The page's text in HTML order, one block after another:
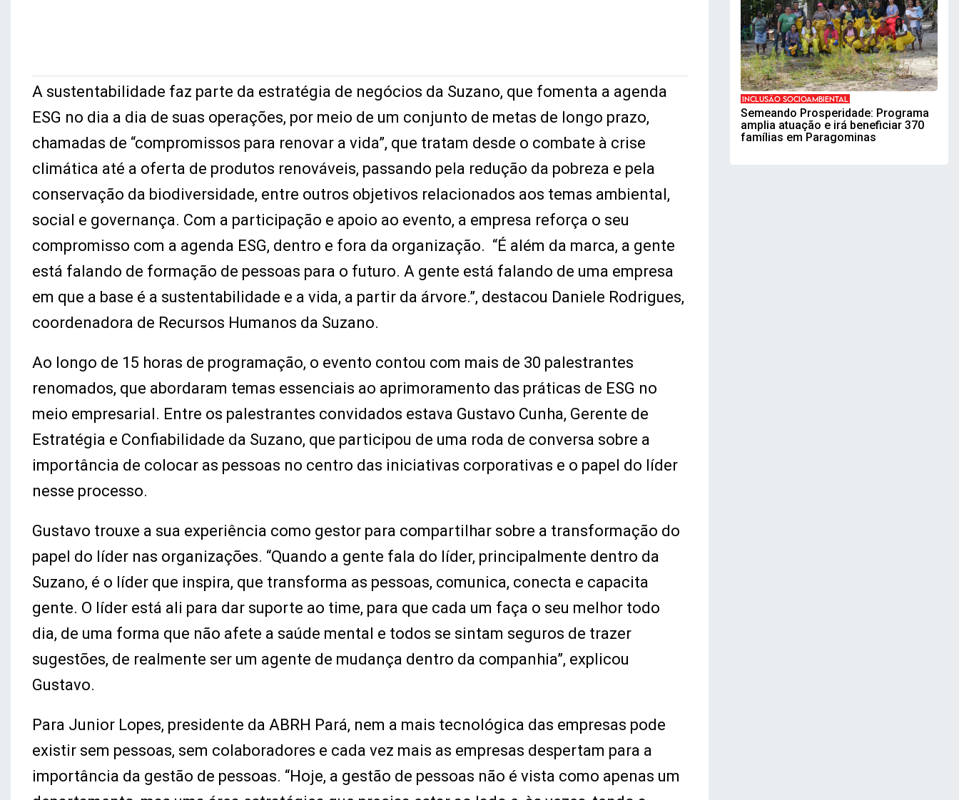
A sustentabilidade faz parte da estratégia de negócios da Suzano, que fomenta a agenda
ESG no dia a dia de suas operações, por meio de um conjunto de metas de longo prazo,
chamadas de “compromissos para renovar a vida”, que tratam desde o combate à crise
climática até a oferta de produtos renováveis, passando pela redução da pobreza e pela
conservação da biodiversidade, entre outros objetivos relacionados aos temas ambiental,
social e governança. Com a participação e apoio ao evento, a empresa reforça o seu
compromisso com a agenda ESG, dentro e fora da organização. “É além da marca, a gente
está falando de formação de pessoas para o futuro. A gente está falando de uma empresa
em que a base é a sustentabilidade e a vida, a partir da árvore.”, destacou Daniele Rodrigues,
coordenadora de Recursos Humanos da Suzano.
Ao longo de 15 horas de programação, o evento contou com mais de 30 palestrantes
renomados, que abordaram temas essenciais ao aprimoramento das práticas de ESG no
meio empresarial. Entre os palestrantes convidados estava Gustavo Cunha, Gerente de
Estratégia e Confiabilidade da Suzano, que participou de uma roda de conversa sobre a
importância de colocar as pessoas no centro das iniciativas corporativas e o papel do líder
nesse processo.
Gustavo trouxe a sua experiência como gestor para compartilhar sobre a transformação do
papel do líder nas organizações. “Quando a gente fala do líder, principalmente dentro da
Suzano, é o líder que inspira, que transforma as pessoas, comunica, conecta e capacita
gente. O líder está ali para dar suporte ao time, para que cada um faça o seu melhor todo
dia, de uma forma que não afete a saúde mental e todos se sintam seguros de trazer
sugestões, de realmente ser um agente de mudança dentro da companhia”, explicou
Gustavo.
Para Junior Lopes, presidente da ABRH Pará, nem a mais tecnológica das empresas pode
existir sem pessoas, sem colaboradores e cada vez mais as empresas despertam para a
importância da gestão de pessoas. “Hoje, a gestão de pessoas não é vista como apenas um
INCLUSÃO SOCIOAMBIENTAL
Semeando Prosperidade: Programa
amplia atuação e irá beneficiar 370
famílias em Paragominas